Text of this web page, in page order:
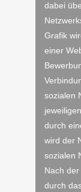
dabei
Grafik
einer
sozialen
durch
wird der
sozialen
Nach
durch